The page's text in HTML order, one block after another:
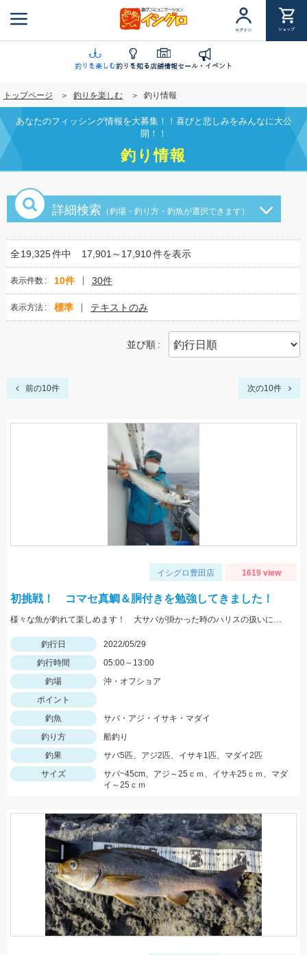
ン
に
移
動
ログイン ショップ
釣りを楽しむ釣りを知る店舗情報セール・イベント
トップページ 釣りを楽しむ 釣り情報
あなたのフィッシング情報を大募集！！喜びと悲しみをみんなに大公
開！！
釣り情報
詳細検索 （釣場・釣り方・釣魚が選択できます）
全19,325件中 17,901～17,910件を表示
表示件数 10件 30件
表示方法 標準 テキストのみ
並び順
前の10件 次の10件
イシグロ豊田店 1619 view
初挑戦！ コマセ真鯛＆胴付きを勉強してきました！
様々な魚が釣れて楽しめます！ 大サバが掛かった時のハリスの扱いにはご用心！
釣行日
2022/05/29
釣行時間
05:00～13:00
釣場
沖・オフショア
ポイント
釣魚
サバ・アジ・イサキ・マダイ
釣り方
船釣り
釣果
サバ5匹、アジ2匹、イサキ1匹、マダイ2匹
サイズ
サバ~45cm、アジ～25ｃｍ、イサキ25ｃｍ、マダ
イ～25ｃｍ